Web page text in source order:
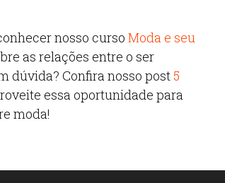
nosso curso Moda e seu
as relações entre o ser
dúvida? Confira nosso post 5
essa oportunidade para
moda!